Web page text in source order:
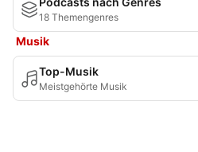
18 Themengenres
Musik
Top-Musik
Meistgehörte Musik